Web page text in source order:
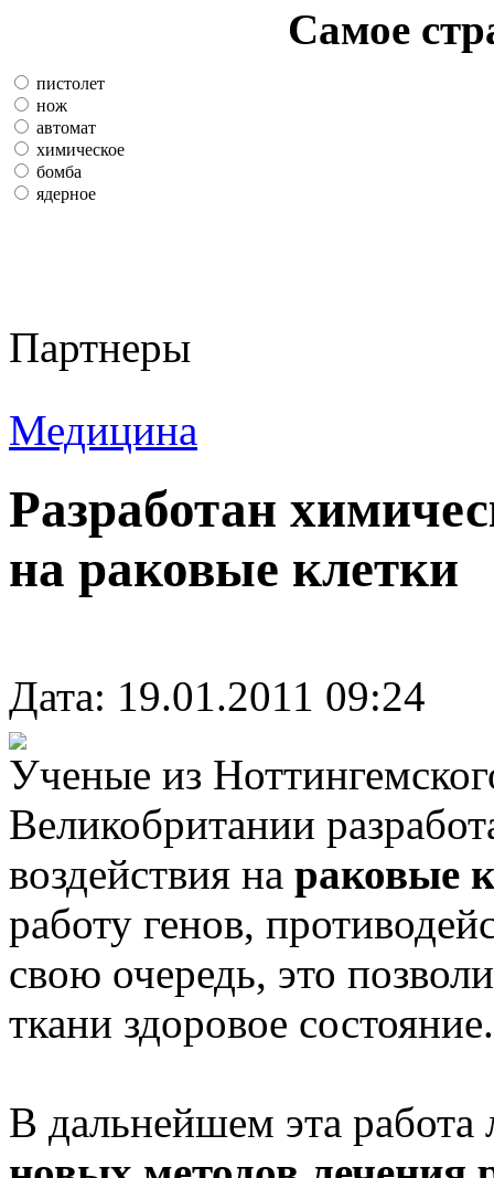
Самое
пистолет
нож
автомат
химическое
бомба
ядерное
Партнеры
Медицина
Разработан
на раковые клетки
Дата: 19.01.2011 09:24
Ученые из
Великобритании
воздействия на раковые
работу генов,
свою очередь, это
ткани здоровое состояние.
В дальнейшем эта работа